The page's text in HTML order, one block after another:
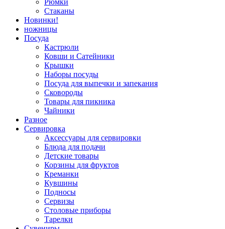
Рюмки
Стаканы
Новинки!
ножницы
Посуда
Кастрюли
Ковши и Сатейники
Крышки
Наборы посуды
Посуда для выпечки и запекания
Сковороды
Товары для пикника
Чайники
Разное
Сервировка
Аксессуары для сервировки
Блюда для подачи
Детские товары
Корзины для фруктов
Креманки
Кувшины
Подносы
Сервизы
Столовые приборы
Тарелки